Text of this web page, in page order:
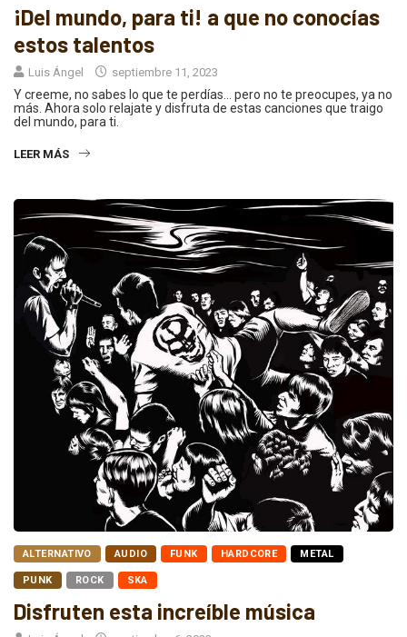
¡Del mundo, para ti! a que no conocías
estos talentos
Luis Ángel septiembre 11, 2023
Y creeme, no sabes lo que te perdías… pero no te preocupes, ya no
más. Ahora solo relajate y disfruta de estas canciones que traigo
del mundo, para ti.
LEER MÁS
ALTERNATIVO AUDIO FUNK HARDCORE METAL
PUNK ROCK SKA
Disfruten esta increíble música